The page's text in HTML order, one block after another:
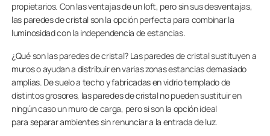
propietarios. Con las ventajas de un loft, pero sin sus desventajas,
las paredes de cristal son la opción perfecta para combinar la
luminosidad con la independencia de estancias.
¿Qué son las paredes de cristal? Las paredes de cristal sustituyen a
muros o ayudan a distribuir en varias zonas estancias demasiado
amplias. De suelo a techo y fabricadas en vidrio templado de
distintos grosores, las paredes de cristal no pueden sustituir en
ningún caso un muro de carga, pero si son la opción ideal
para separar ambientes sin renunciar a la entrada de luz.